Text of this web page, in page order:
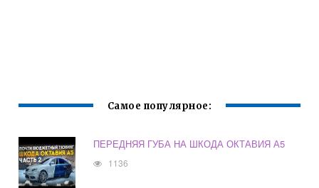
Самое популярное:
ПЕРЕДНЯЯ ГУБА НА ШКОДА ОКТАВИЯ А5
1136